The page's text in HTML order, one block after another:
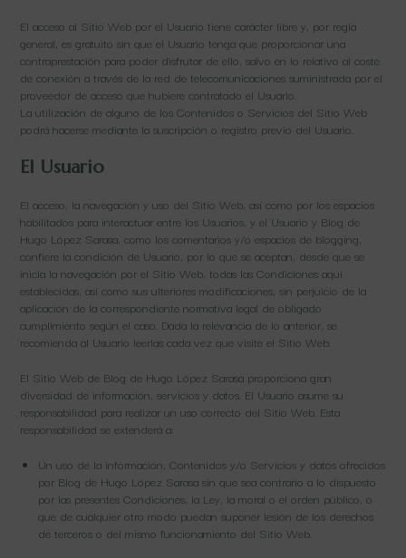
El acceso al Sitio Web por el Usuario tiene carácter libre y, por regla
general, es gratuito sin que el Usuario tenga que proporcionar una
contraprestación para poder disfrutar de ello, salvo en lo relativo al coste
de conexión a través de la red de telecomunicaciones suministrada por el
proveedor de acceso que hubiere contratado el Usuario.
La utilización de alguno de los Contenidos o Servicios del Sitio Web
podrá hacerse mediante la suscripción o registro previo del Usuario.
El Usuario
El acceso, la navegación y uso del Sitio Web, así como por los espacios
habilitados para interactuar entre los Usuarios, y el Usuario y Blog de
Hugo López Sarasa, como los comentarios y/o espacios de blogging,
confiere la condición de Usuario, por lo que se aceptan, desde que se
inicia la navegación por el Sitio Web, todas las Condiciones aquí
establecidas, así como sus ulteriores modificaciones, sin perjuicio de la
aplicación de la correspondiente normativa legal de obligado
cumplimiento según el caso. Dada la relevancia de lo anterior, se
recomienda al Usuario leerlas cada vez que visite el Sitio Web.
El Sitio Web de Blog de Hugo López Sarasa proporciona gran
diversidad de información, servicios y datos. El Usuario asume su
responsabilidad para realizar un uso correcto del Sitio Web. Esta
responsabilidad se extenderá a:
Un uso de la información, Contenidos y/o Servicios y datos ofrecidos
por Blog de Hugo López Sarasa sin que sea contrario a lo dispuesto
por las presentes Condiciones, la Ley, la moral o el orden público, o
que de cualquier otro modo puedan suponer lesión de los derechos
de terceros o del mismo funcionamiento del Sitio Web.